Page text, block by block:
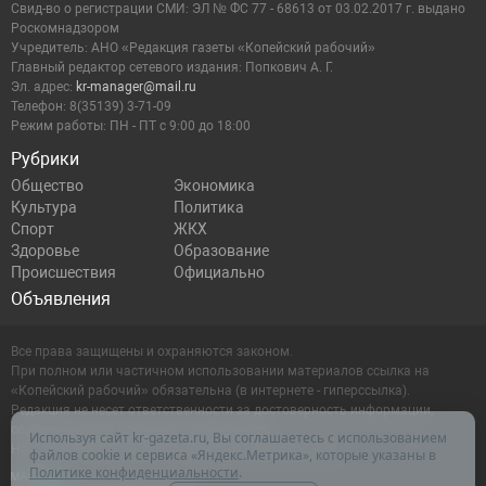
Рубрики
Общество
Экономика
Культура
Политика
Спорт
ЖКХ
Здоровье
Образование
Происшествия
Официально
Объявления
Cвид-во о регистрации СМИ: ЭЛ № ФС 77 - 68613 от 03.02.2017 г. выдано
Роскомнадзором
Учредитель: АНО «Редакция газеты «Копейский рабочий»
Главный редактор сетевого издания: Попкович А. Г.
Эл. адрес: kr-manager@mail.ru
Телефон: 8(35139) 3-71-09
Режим работы: ПН - ПТ с 9:00 до 18:00
Все права защищены и охраняются законом.
При полном или частичном использовании материалов ссылка на
«Копейский рабочий» обязательна (в интернете - гиперссылка).
Редакция не несет ответственности за достоверность информации,
содержащейся в рекламных объявлениях.
Настоящий ресурс может содержать материалы 16+
Используя сайт kr-gazeta.ru, Вы соглашаетесь с использованием
файлов cookie и сервиса «Яндекс.Метрика», которые указаны в
Политике конфиденциальности.